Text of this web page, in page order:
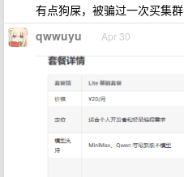
有点狗屎，被骗过一次买集群
qwwuyu Apr 30